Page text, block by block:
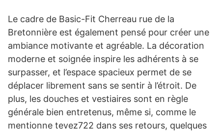
Le cadre de Basic-Fit Cherreau rue de la
Bretonnière est également pensé pour créer une
ambiance motivante et agréable. La décoration
moderne et soignée inspire les adhérents à se
surpasser, et l’espace spacieux permet de se
déplacer librement sans se sentir à l’étroit. De
plus, les douches et vestiaires sont en règle
générale bien entretenus, même si, comme le
mentionne tevez722 dans ses retours, quelques